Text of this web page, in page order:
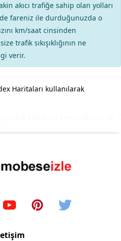
akıcı trafiğe sahip olan yolları
fareniz ile durduğunuzda o
km/saat cinsinden
trafik sıkışıklığının ne
verir.
Haritaları kullanılarak